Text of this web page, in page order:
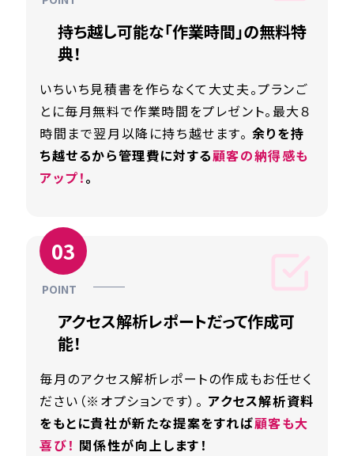
持ち越し可能な「作業時間」の無料特
典！
いちいち見積書を作らなくて大丈夫。プランご
とに毎月無料で作業時間をプレゼント。最大８
時間まで翌月以降に持ち越せます。余りを持
ち越せるから管理費に対する顧客の納得感も
アップ！。
アクセス解析レポートだって作成可
能！
毎月のアクセス解析レポートの作成もお任せく
ださい（※オプションです）。 アクセス解析資料
をもとに貴社が新たな提案をすれば顧客も大
喜び！ 関係性が向上します！